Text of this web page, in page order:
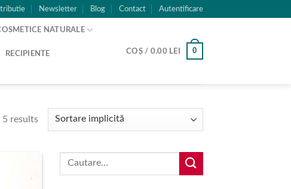
Newsletter Blog Contact Autentificare
NATURALE
RECIPIENTE COȘ / 0.00 LEI 0
5 results
Caută: